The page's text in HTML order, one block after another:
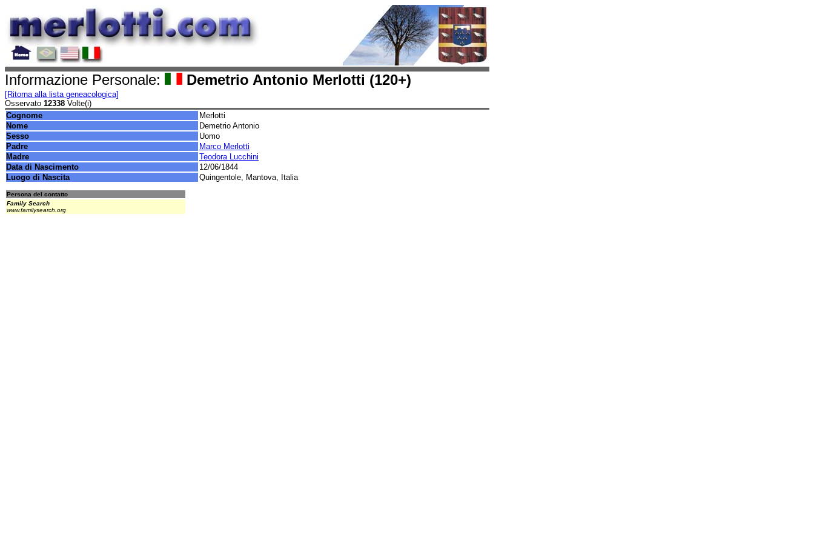
Informazione Personale: Demetrio Antonio Merlotti (120+)
[Ritorna alla lista geneacologica]
Osservato 12338 Volte(i)
Cognome
Merlotti
Nome
Demetrio Antonio
Sesso
Uomo
Padre
Marco Merlotti
Madre
Teodora Lucchini
Data di Nascimento
12/06/1844
Luogo di Nascita
Quingentole, Mantova, Italia
Persona del contatto
Family Search
www.familysearch.org